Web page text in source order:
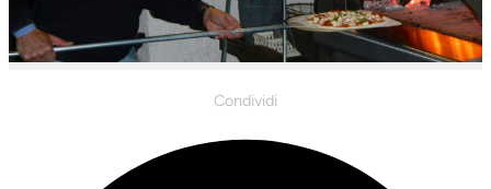
Condividi